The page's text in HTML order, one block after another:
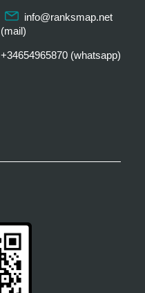
info@ranksmap.net
(mail)
+34654965870 (whatsapp)